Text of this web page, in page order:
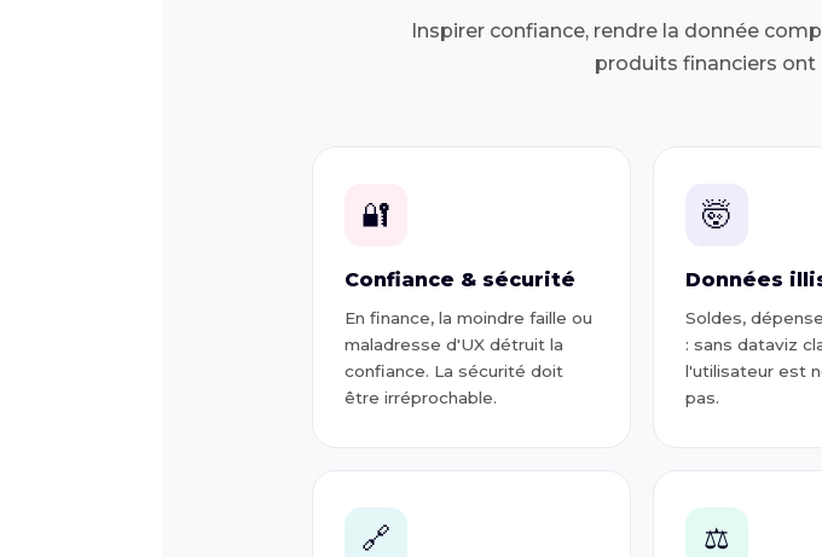
Inspirer confiance, rendre la donnée
produits financiers ont
🔐
Confiance & sécurité
En finance, la moindre faille ou
maladresse d'UX détruit la
confiance. La sécurité doit
être irréprochable.
🤯
Données
Soldes,
: sans dataviz
l'utilisateur est
pas.
🔗 ⚖️